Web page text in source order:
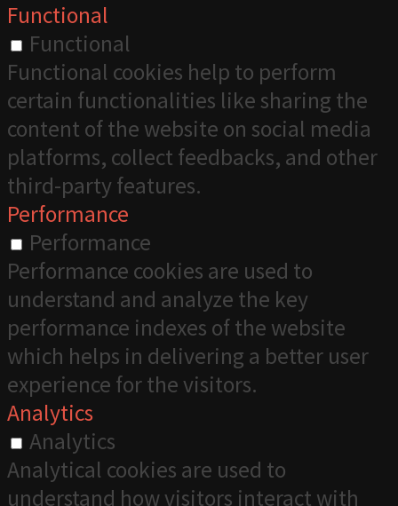
Functional
Functional
Functional cookies help to perform
certain functionalities like sharing the
content of the website on social media
platforms, collect feedbacks, and other
third-party features.
Performance
Performance
Performance cookies are used to
understand and analyze the key
performance indexes of the website
which helps in delivering a better user
experience for the visitors.
Analytics
Analytics
Analytical cookies are used to
understand how visitors interact with